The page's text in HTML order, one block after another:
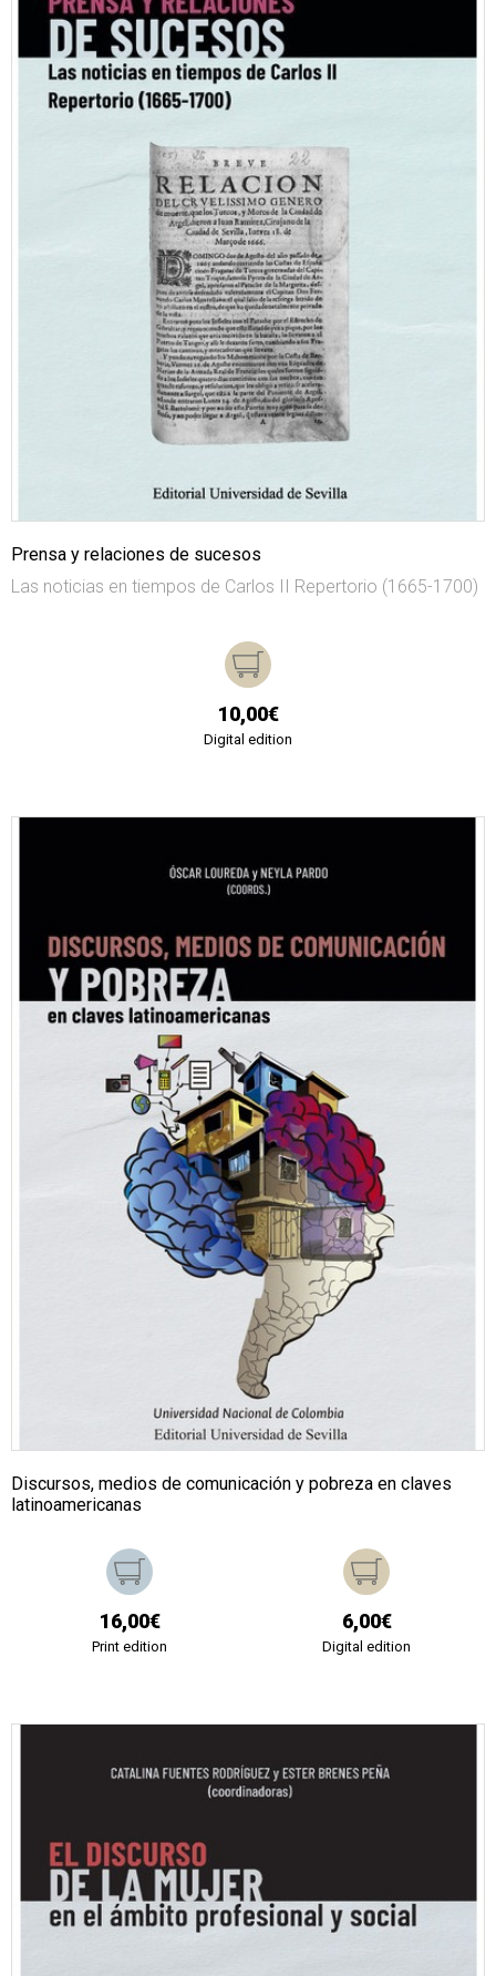
Prensa y relaciones de sucesos
Las noticias en tiempos de Carlos II Repertorio (1665-1700)
10,00€
Digital edition
Discursos, medios de comunicación y pobreza en claves
latinoamericanas
16,00€
Print edition
6,00€
Digital edition